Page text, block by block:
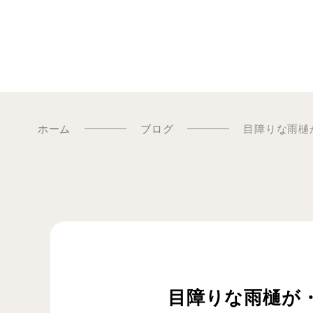
ホーム ブログ 目障りな雨樋
目障りな雨樋が